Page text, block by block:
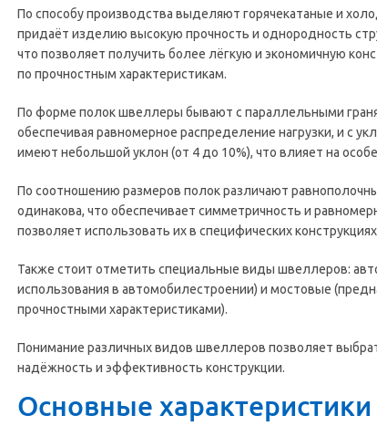
По способу производства выделяют горячекатаные и
придаёт изделию высокую прочность и однородность
что позволяет получить более лёгкую и экономичную
по прочностным характеристикам.
По форме полок швеллеры бывают с параллельными
обеспечивая равномерное распределение нагрузки, и с
имеют небольшой уклон (от 4 до 10%), что влияет на
По соотношению размеров полок различают
одинакова, что обеспечивает симметричность и
позволяет использовать их в специфических
Также стоит отметить специальные виды швеллеров:
использования в автомобилестроении) и мостовые
прочностными характеристиками).
Понимание различных видов швеллеров позволяет
надёжность и эффективность конструкции.
Основные